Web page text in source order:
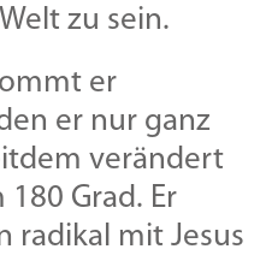
zu sein.
er
er nur ganz
verändert
Grad. Er
radikal mit Jesus